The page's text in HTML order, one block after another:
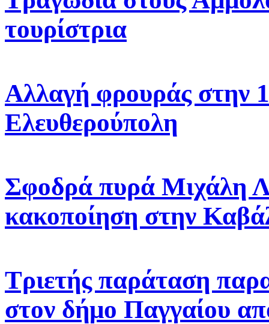
τουρίστρια
Αλλαγή φρουράς στην
Ελευθερούπολη
Σφοδρά πυρά Μιχάλη
κακοποίηση στην
Τριετής παράταση
στον δήμο Παγγαίου